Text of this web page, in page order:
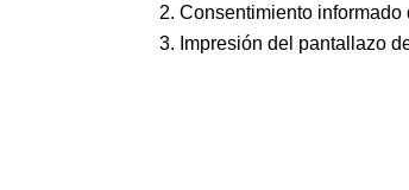
Consentimiento
Impresión del pantallazo